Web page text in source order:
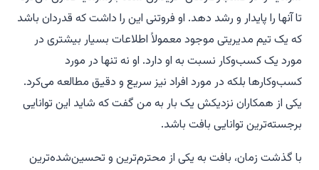
تا آنها را پایدار و رشد دهد. او فروتنی این را داشت که قدردان باشد
که یک تیم مدیریتی موجود معمولاً اطلاعات بسیار بیشتری در
مورد یک کسب‌وکار نسبت به او دارد. او نه تنها در مورد
کسب‌وکارها بلکه در مورد افراد نیز سریع و دقیق مطالعه می‌کرد.
یکی از همکاران نزدیکش یک بار به من گفت که شاید این توانایی
برجسته‌ترین توانایی بافت باشد.
با گذشت زمان، بافت به یکی از محترم‌ترین و تحسین‌شده‌ترین